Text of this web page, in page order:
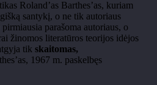
Roland’as Barthes’as, kuriam
santykį, o ne tik autoriaus
parašoma autoriaus, o
žinomos literatūros teorijos idėjos
tik skaitomas,
1967 m. paskelbęs